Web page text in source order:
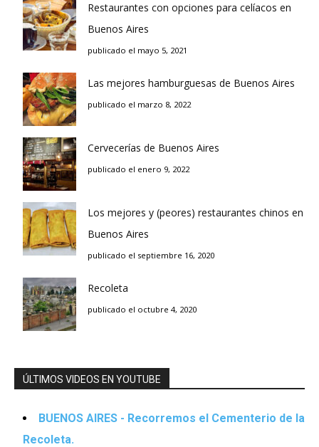
Restaurantes con opciones para celíacos en
Buenos Aires
publicado el mayo 5, 2021
Las mejores hamburguesas de Buenos Aires
publicado el marzo 8, 2022
Cervecerías de Buenos Aires
publicado el enero 9, 2022
Los mejores y (peores) restaurantes chinos en
Buenos Aires
publicado el septiembre 16, 2020
Recoleta
publicado el octubre 4, 2020
ÚLTIMOS VIDEOS EN YOUTUBE
BUENOS AIRES - Recorremos el Cementerio de la
Recoleta.